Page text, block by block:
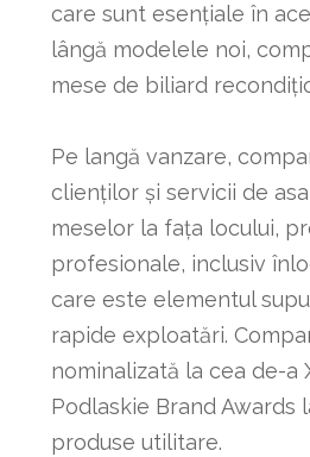
care sunt esențiale în
lângă modelele noi,
mese de biliard
Pe langă vanzare,
clienților și servicii de
meselor la fața locului,
profesionale, inclusiv
care este elementul
rapide exploatări.
nominalizată la cea de-a
Podlaskie Brand Awards
produse utilitare.